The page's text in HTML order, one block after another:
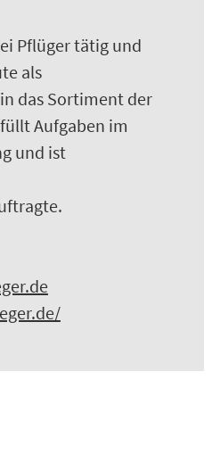
Pflüger tätig und
als
das Sortiment der
Aufgaben im
und ist